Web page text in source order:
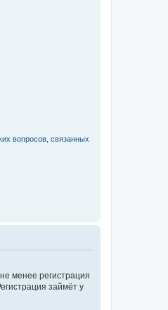
вопросов, связанных
менее регистрация
займёт у